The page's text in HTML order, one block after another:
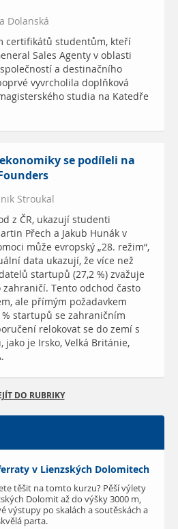
Dolanská
certifikátů studentům, kteří
Sales Agenty v oblasti
a destinačního
vyvrcholila doplňková
studia na Katedře
se podíleli na
Stroukal
z ČR, ukazují studenti
Přech a Jakub Hunák v
může evropský „28. režim“,
data ukazují, že více než
startupů (27,2 %) zvažuje
Tento odchod často
ale přímým požadavkem
startupů se zahraničním
relokovat se do zemí s
je Irsko, Velká Británie,
DO RUBRIKY
v Lienzských Dolomitech
těšit na tomto kurzu? Pěší výlety
Dolomit až do výšky 3000 m,
výstupy po skalách a soutěskách a
parta.